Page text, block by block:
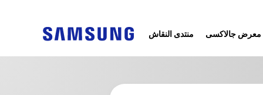
منتدى النقاش معرض جالاكسى